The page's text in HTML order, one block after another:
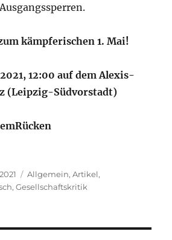
kämpferischen 1. Mai!
12:00 auf dem Alexis-
(Leipzig-Südvorstadt)
Kategorien
Allgemein,Artikel,
,Gesellschaftskritik